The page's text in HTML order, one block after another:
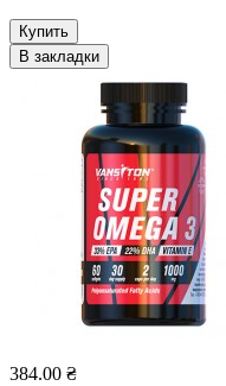
Купить
В закладки
384.00 ₴